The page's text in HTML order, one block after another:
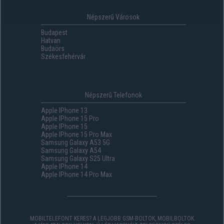
Népszerű Városok
Budapest
Hatvan
Budaörs
Székesfehérvár
Népszerű Telefonok
Apple IPhone 13
Apple IPhone 15 Pro
Apple IPhone 15
Apple IPhone 15 Pro Max
Samsung Galaxy A53 5G
Samsung Galaxy A54
Samsung Galaxy S25 Ultra
Apple IPhone 14
Apple IPhone 14 Pro Max
MOBILTELEFONT KERES? A LEGJOBB GSM-BOLTOK, MOBILBOLTOK